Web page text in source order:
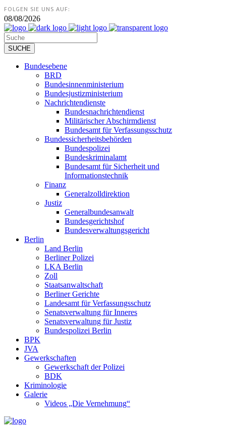
FOLGEN SIE UNS AUF:
08/08/2026
Bundesebene
BRD
Bundesinnenministerium
Bundesjustizministerium
Nachrichtendienste
Bundesnachrichtendienst
Militärischer Abschirmdienst
Bundesamt für Verfassungsschutz
Bundessicherheitsbehörden
Bundespolizei
Bundeskriminalamt
Bundesamt für Sicherheit und
Informationstechnik
Finanz
Generalzolldirektion
Justiz
Generalbundesanwalt
Bundesgerichtshof
Bundesverwaltungsgericht
Berlin
Land Berlin
Berliner Polizei
LKA Berlin
Zoll
Staatsanwaltschaft
Berliner Gerichte
Landesamt für Verfassungsschutz
Senatsverwaltung für Inneres
Senatsverwaltung für Justiz
Bundespolizei Berlin
BPK
JVA
Gewerkschaften
Gewerkschaft der Polizei
BDK
Kriminologie
Galerie
Videos „Die Vernehmung“